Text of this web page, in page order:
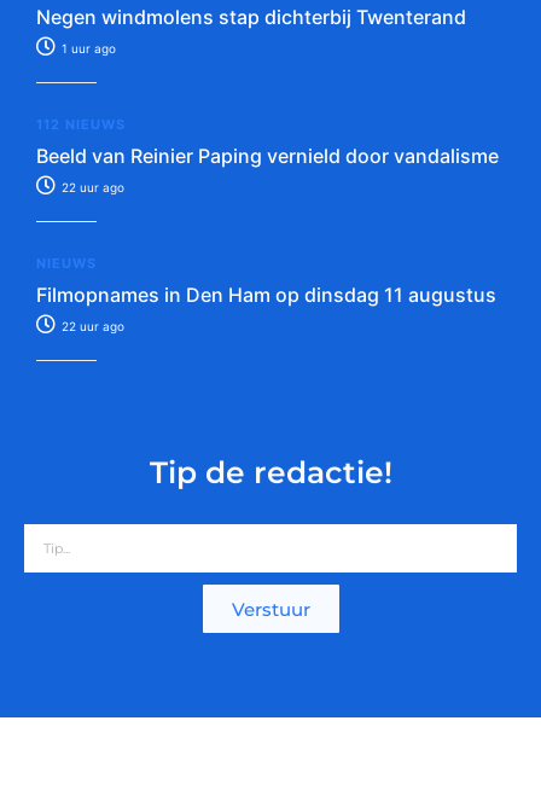
Negen windmolens stap dichterbij Twenterand
1 uur ago
112 NIEUWS
Beeld van Reinier Paping vernield door vandalisme
22 uur ago
NIEUWS
Filmopnames in Den Ham op dinsdag 11 augustus
22 uur ago
Tip de redactie!
Verstuur